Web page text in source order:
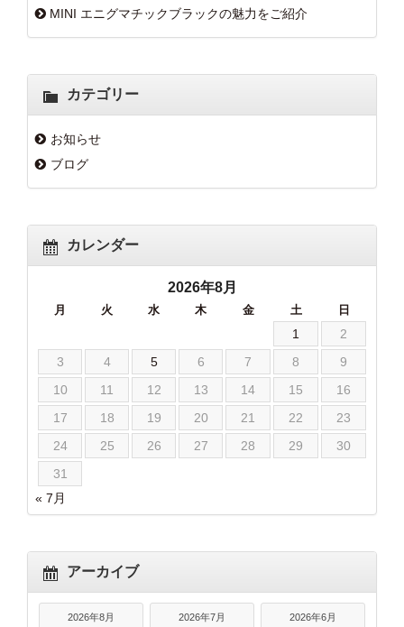
MINI エニグマチックブラックの魅力をご紹介
カテゴリー
お知らせ
ブログ
カレンダー
2026年8月
月 火 水 木 金 土 日
1
2
3
4 5 6 7 8
9
10
11 12 13 14 15
16
17
18 19 20 21 22
23
24
25 26 27 28 29
30
31
« 7月
アーカイブ
2026年8月 2026年7月 2026年6月